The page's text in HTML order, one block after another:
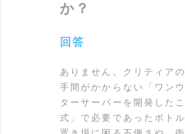
か？
回答
ありません。クリティア
手間がかからない「ワン
ターサーバーを開発した
式」で必要であったボト